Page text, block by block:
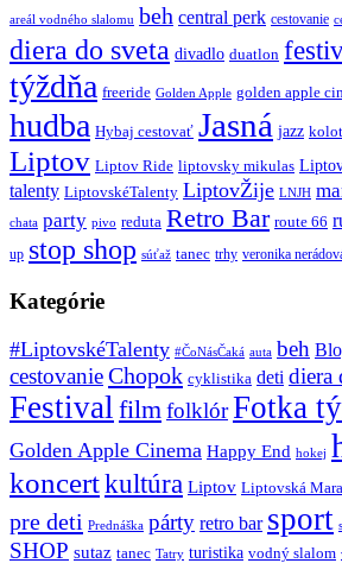
areál vodného slalomu beh central perk cestovanie
diera do sveta divadlo duatlon
týždňa freeride Golden Apple golden apple
hudba Hybaj cestovať Jasná jazz
Liptov Liptov Ride liptovsky mikulas
talenty LiptovskéTalenty LiptovŽije LNJH
chata party pivo reduta Retro Bar route 66
up stop shop súťaž tanec trhy veronika
Kategórie
#LiptovskéTalenty #ČoNásČaká auta beh
cestovanieChopok cyklistika deti diera
Festival filmfolklórFotka
Golden Apple Cinema Happy End hokej
koncertkultúra Liptov Liptovská Mara
pre deti Prednáška párty retro bar sport
SHOP sutaz tanec Tatry turistika vodný slalom